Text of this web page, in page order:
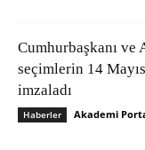
Cumhurbaşkanı ve
seçimlerin 14
imzaladı
Haberler Akademi